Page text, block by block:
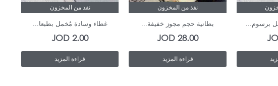
برسوم...
نفذ من المخزون
بطانية حجم مجوز خفيفة...
28.00
JOD
قراءة المزيد
نفذ من المخزون
غطاء وسادة مُخمل بطبعا...
2.00
JOD
قراءة المزيد